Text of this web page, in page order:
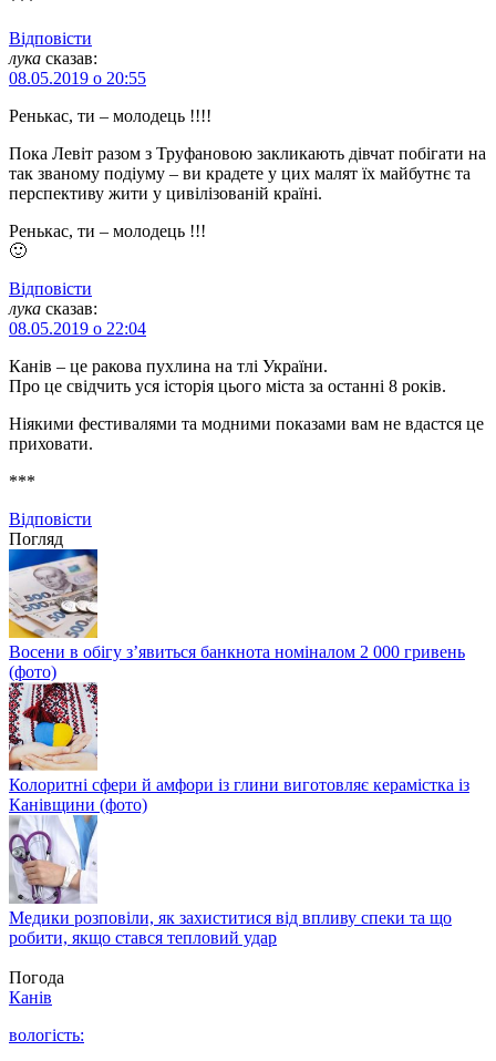
Відповіcти
лука сказав:
08.05.2019 о 20:55
Ренькас, ти – молодець !!!!
Пока Левіт разом з Труфановою закликають дівчат побігати на
так званому подіуму – ви крадете у цих малят їх майбутнє та
перспективу жити у цивілізованій країні.
Ренькас, ти – молодець !!!
🙂
Відповіcти
лука сказав:
08.05.2019 о 22:04
Канів – це ракова пухлина на тлі України.
Про це свідчить уся історія цього міста за останні 8 років.
Ніякими фестивалями та модними показами вам не вдастся це
приховати.
***
Відповіcти
Погляд
Восени в обігу з’явиться банкнота номіналом 2 000 гривень
(фото)
Колоритні сфери й амфори із глини виготовляє керамістка із
Канівщини (фото)
Медики розповіли, як захиститися від впливу спеки та що
робити, якщо стався тепловий удар
Погода
Канів
вологість: